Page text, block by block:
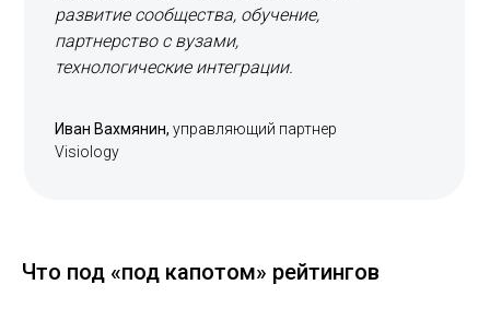
развитие сообщества, обучение,
партнерство с вузами,
технологические интеграции.
Иван Вахмянин, управляющий партнер
Visiology
Что под «под капотом» рейтингов